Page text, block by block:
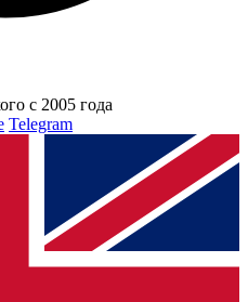
с 2005 года
Telegram